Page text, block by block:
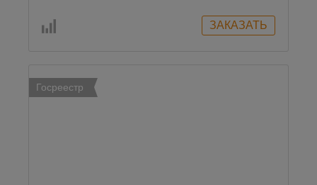
Госреестр